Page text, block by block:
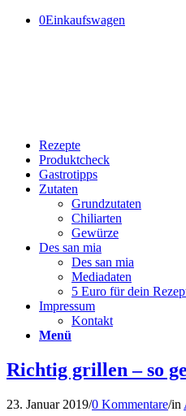
0Einkaufswagen
Rezepte
Produktcheck
Gastrotipps
Zutaten
Grundzutaten
Chiliarten
Gewürze
Des san mia
Des san mia
Mediadaten
5 Euro für dein
Impressum
Kontakt
Menü
Richtig grillen – so
23. Januar 2019/0 Kommentare/in